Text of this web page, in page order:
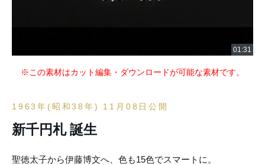
※この素材はカット編集・ダウンロードが可能な素材です。
1963年(昭和38年) 11月08日公開
新千円札 誕生
聖徳太子から伊藤博文へ、色も15色でスマートに。